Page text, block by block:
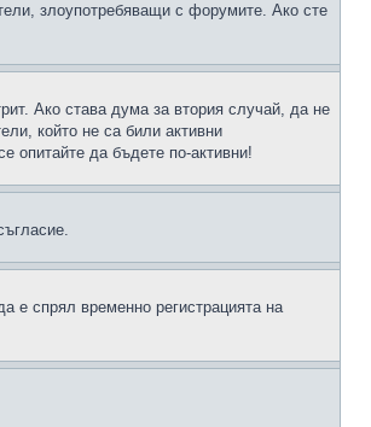
злоупотребяващи с форумите. Ако сте
Ако става дума за втория случай, да не
който не са били активни
опитайте да бъдете по-активни!
е спрял временно регистрацията на